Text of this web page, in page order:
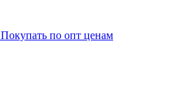
Покупать по опт ценам